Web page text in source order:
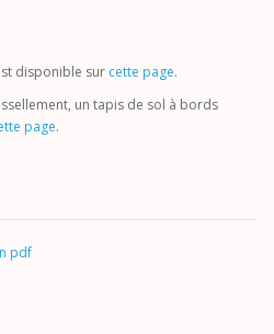
disponible sur cette page.
un tapis de sol à bords
page.
pdf